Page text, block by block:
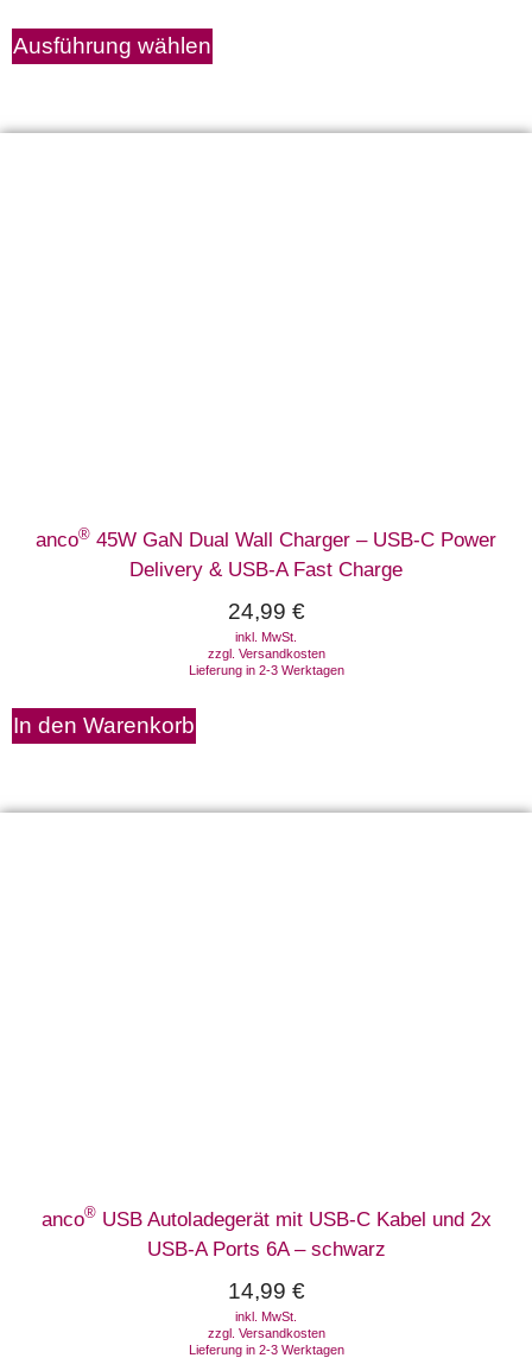
Ausführung wählen
anco® 45W GaN Dual Wall Charger – USB-C Power
Delivery & USB-A Fast Charge
24,99 €
inkl. MwSt.
zzgl. Versandkosten
Lieferung in 2-3 Werktagen
In den Warenkorb
anco®USB Autoladegerät mit USB-C Kabel und 2x
USB-A Ports 6A – schwarz
14,99 €
inkl. MwSt.
zzgl. Versandkosten
Lieferung in 2-3 Werktagen